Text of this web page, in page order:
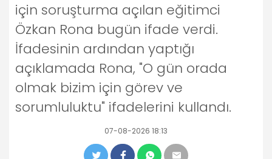
için soruşturma açılan eğitimci
Özkan Rona bugün ifade verdi.
İfadesinin ardından yaptığı
açıklamada Rona, "O gün orada
olmak bizim için görev ve
sorumluluktu" ifadelerini kullandı.
07-08-2026 18:13